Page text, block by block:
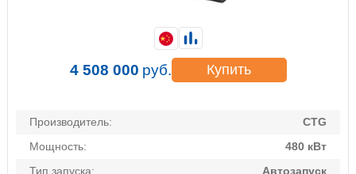
Производитель:
CTG
Мощность:
480 кВт
Тип запуска:
Автозапуск
4 508 000 руб. Купить